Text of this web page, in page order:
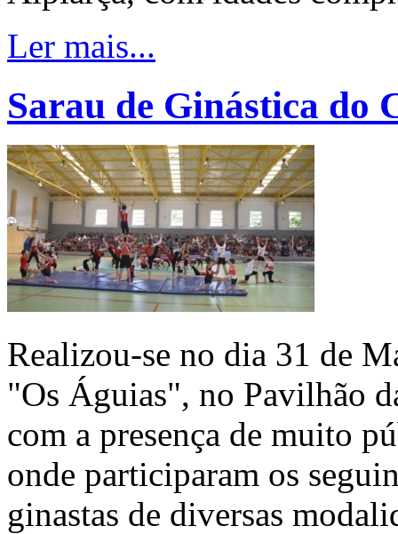
Ler mais...
Sarau de Ginástica do
Realizou-se no dia 31 de
"Os Águias", no Pavilhão
com a presença de muito
onde participaram os
ginastas de diversas